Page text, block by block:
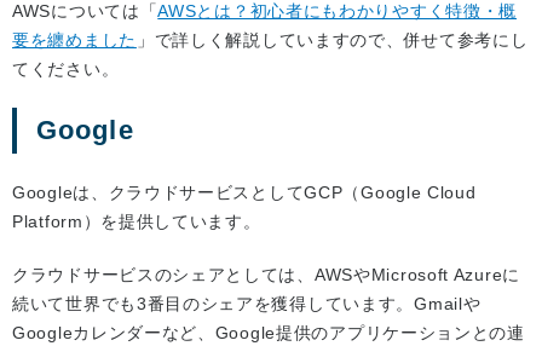
AWSについては「AWSとは？初心者にもわかりやすく特徴・概
要を纏めました 」で詳しく解説していますので、併せて参考にし
てください。
Google
Googleは、クラウドサービスとしてGCP（Google Cloud
Platform）を提供しています。
クラウドサービスのシェアとしては、AWSやMicrosoft Azureに
続いて世界でも3番目のシェアを獲得しています。Gmailや
Googleカレンダーなど、Google提供のアプリケーションとの連